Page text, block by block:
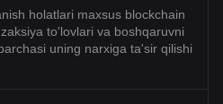
holatlari maxsus blockchain
to'lovlari va boshqaruvni
uning narxiga ta'sir qilishi